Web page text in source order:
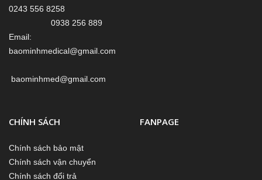
0243 556 8258
0938 256 889
Email:
baominhmedical@gmail.com
baominhmed@gmail.com
CHÍNH SÁCH
Chính sách bảo mật
Chính sách vận chuyển
Chính sách đổi trả
FANPAGE